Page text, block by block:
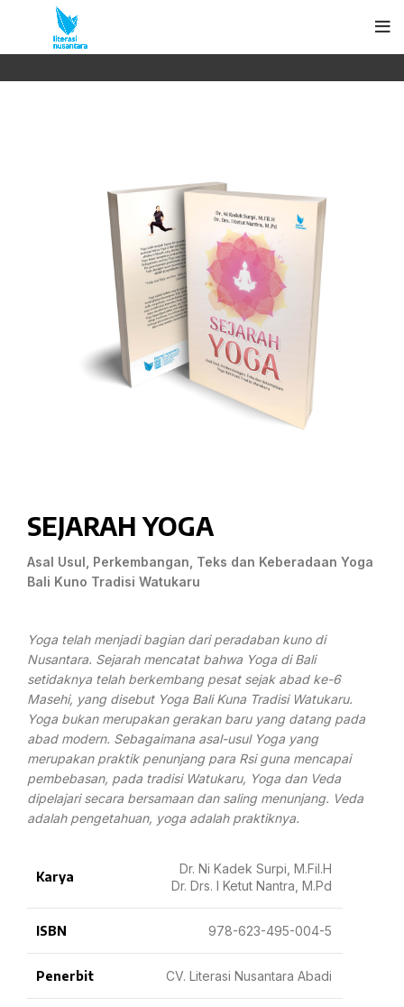
SEJARAH YOGA
Asal Usul, Perkembangan, Teks dan Keberadaan Yoga
Bali Kuno Tradisi Watukaru
Yoga telah menjadi bagian dari peradaban kuno di
Nusantara. Sejarah mencatat bahwa Yoga di Bali
setidaknya telah berkembang pesat sejak abad ke-6
Masehi, yang disebut Yoga Bali Kuna Tradisi Watukaru.
Yoga bukan merupakan gerakan baru yang datang pada
abad modern. Sebagaimana asal-usul Yoga yang
merupakan praktik penunjang para Rsi guna mencapai
pembebasan, pada tradisi Watukaru, Yoga dan Veda
dipelajari secara bersamaan dan saling menunjang. Veda
adalah pengetahuan, yoga adalah praktiknya.
Karya
Dr. Ni Kadek Surpi, M.Fil.H
Dr. Drs. I Ketut Nantra, M.Pd
ISBN 978-623-495-004-5
Penerbit CV. Literasi Nusantara Abadi